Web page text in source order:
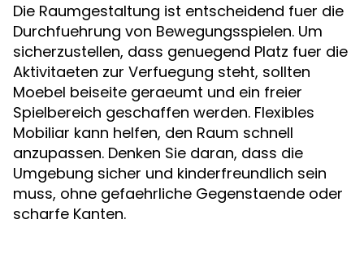
Die Raumgestaltung ist entscheidend fuer die
Durchfuehrung von Bewegungsspielen. Um
sicherzustellen, dass genuegend Platz fuer die
Aktivitaeten zur Verfuegung steht, sollten
Moebel beiseite geraeumt und ein freier
Spielbereich geschaffen werden. Flexibles
Mobiliar kann helfen, den Raum schnell
anzupassen. Denken Sie daran, dass die
Umgebung sicher und kinderfreundlich sein
muss, ohne gefaehrliche Gegenstaende oder
scharfe Kanten.